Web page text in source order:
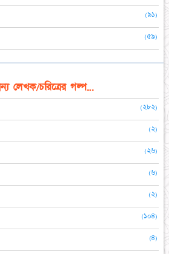
(৯১)
(৫৯)
লেখক/চরিত্রের গল্প...
(২৮২)
(২)
(২৬)
(৬)
(২)
(১০৪)
(৪)